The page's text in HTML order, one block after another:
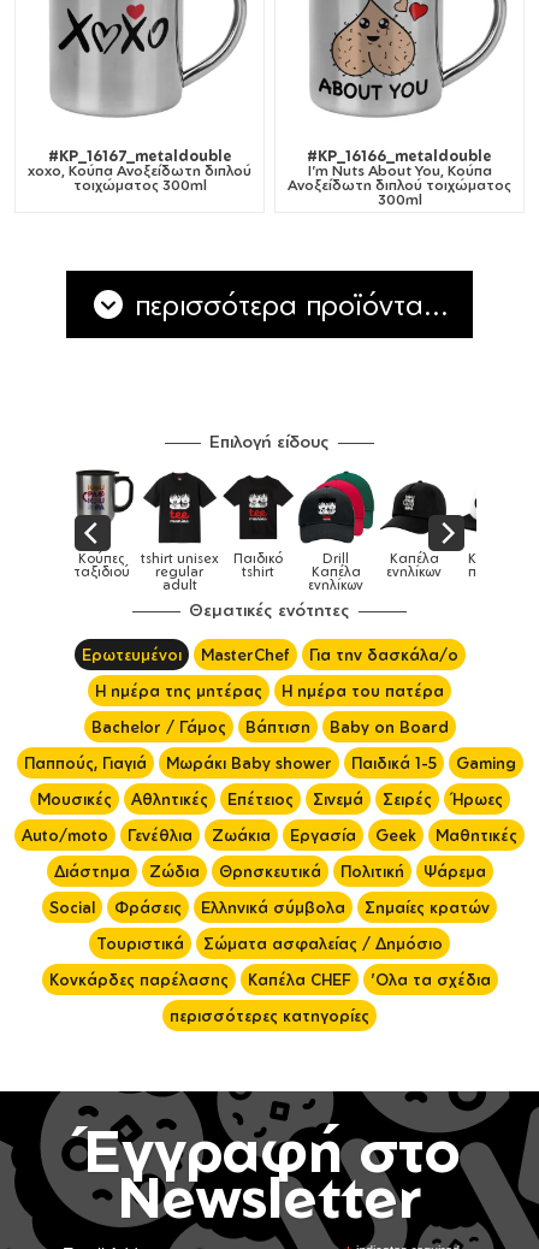
#KP_16167_metaldouble
xoxo, Κούπα Ανοξείδωτη διπλού
τοιχώματος 300ml
#KP_16166_metaldouble
I'm Nuts About You, Κούπα
Ανοξείδωτη διπλού τοιχώματος
300ml
περισσότερα προϊόντα...
Επιλογή είδους
Drill
Καπέλα
Καπέλα
ενηλίκων
Καπέλα
παιδικά Κούπες Κούπες
ειδικές
Θεματικές ενότητες
Ερωτευμένοι MasterChef
Για την δασκάλα/ο
Η ημέρα της μητέρας
Η ημέρα του πατέρα
Bachelor / Γάμος
Βάπτιση
Baby on Board
Παππούς, Γιαγιά
Μωράκι Baby shower Παιδικά 1-5
Gaming
Μουσικές
Αθλητικές Επέτειος Σινεμά Σειρές
Ήρωες
Auto/moto
Γενέθλια Ζωάκια Εργασία Geek
Μαθητικές
Διάστημα
Ζώδια Θρησκευτικά Πολιτική
Ψάρεμα
Social
Φράσεις Ελληνικά σύμβολα
Σημαίες κρατών
Τουριστικά
Σώματα ασφαλείας / Δημόσιο
Κονκάρδες παρέλασης
Καπέλα CHEF
'Ολα τα σχέδια
περισσότερες κατηγορίες
Έγγραφή στο
Newsletter